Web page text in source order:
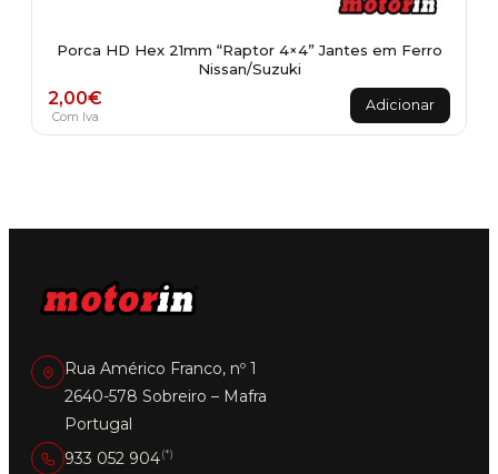
Porca HD Hex 21mm “Raptor 4×4” Jantes em Ferro
Nissan/Suzuki
2,00€
Com Iva
Adicionar
Rua Américo Franco, nº 1
2640-578 Sobreiro – Mafra
Portugal
933 052 904(*)